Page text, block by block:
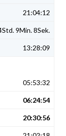
21:04:12
9Min. 8Sek.
13:28:09
05:53:32
06:24:54
20:30:56